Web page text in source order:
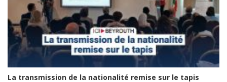
La transmission de la nationalité remise sur le tapis